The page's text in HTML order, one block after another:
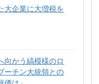
大企業に大増税を
向かう縞模様のロ
ーチン大統領との